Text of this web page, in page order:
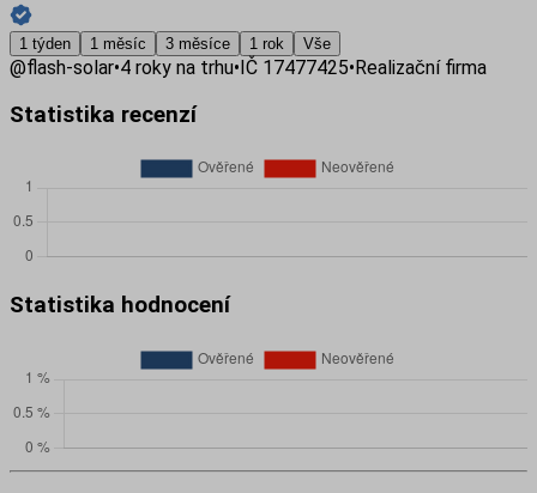
1 týden 1 měsíc 3 měsíce 1 rok Vše
@flash-solar•4 roky na trhu•IČ 17477425•Realizační firma
Statistika recenzí
Statistika hodnocení